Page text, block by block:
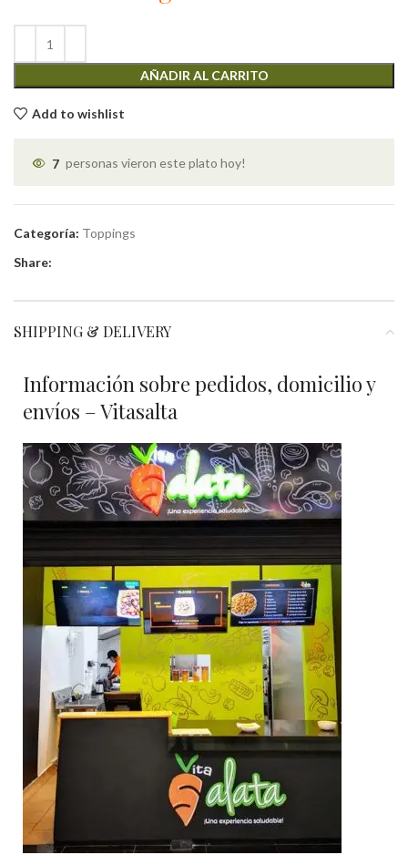
AÑADIR AL CARRITO
Add to wishlist
7 personas vieron este plato hoy!
Categoría: Toppings
Share:
SHIPPING & DELIVERY
Información sobre pedidos, domicilio y
envíos – Vitasalta